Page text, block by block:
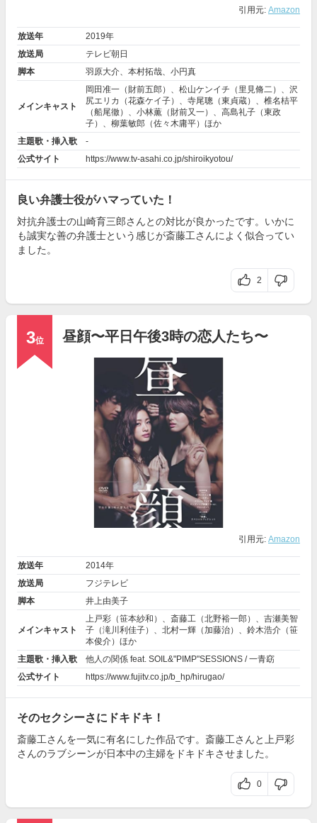
引用元: Amazon
放送年
2019年
放送局
テレビ朝日
脚本
羽原大介、本村拓哉、小円真
メインキャスト
岡田准一 （財前五郎）、 松山ケンイチ （里見脩二）、 沢
尻エリカ
（花森ケイ子）、 寺尾聰 （東貞蔵）、 椎名桔平
（船尾徹）、 小林薫 （財前又一）、 高島礼子 （東政
子）、 柳葉敏郎 （佐々木庸平）ほか
主題歌・挿入歌
-
公式サイト
https://www.tv-asahi.co.jp/shiroikyotou/
良い弁護士役がハマっていた！
対抗弁護士の山崎育三郎さんとの対比が良かったです。いかに
も誠実な善の弁護士という感じが斎藤工さんによく似合ってい
ました。
2
3位 昼顔〜平日午後3時の恋人たち〜
引用元: Amazon
放送年
2014年
放送局
フジテレビ
脚本
井上由美子
メインキャスト
上戸彩 （笹本紗和）、 斎藤工 （北野裕一郎）、 吉瀬美智
子 （滝川利佳子）、 北村一輝 （加藤治）、 鈴木浩介 （笹
本俊介）ほか
主題歌・挿入歌
他人の関係 feat. SOIL&"PIMP"SESSIONS / 一青窈
公式サイト
https://www.fujitv.co.jp/b_hp/hirugao/
そのセクシーさにドキドキ！
斎藤工さんを一気に有名にした作品です。斎藤工さんと上戸彩
さんのラブシーンが日本中の主婦をドキドキさせました。
0